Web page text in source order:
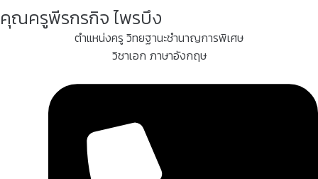
คุณครูพีรกรกิจ ไพรบึง
ตำแหน่งครู วิทยฐานะชำนาญการพิเศษ
วิชาเอก ภาษาอังกฤษ